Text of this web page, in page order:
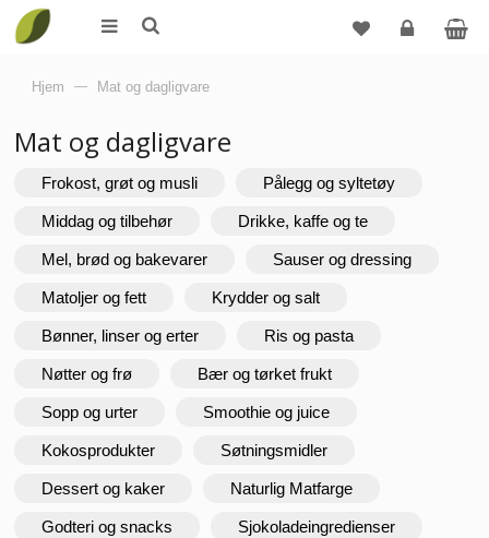
Hjem — Mat og dagligvare
Mat og dagligvare
Frokost, grøt og musli Pålegg og syltetøy
Middag og tilbehør Drikke, kaffe og te
Mel, brød og bakevarer Sauser og dressing
Matoljer og fett Krydder og salt
Bønner, linser og erter Ris og pasta
Nøtter og frø Bær og tørket frukt
Sopp og urter Smoothie og juice
Kokosprodukter Søtningsmidler
Dessert og kaker Naturlig Matfarge
Godteri og snacks Sjokoladeingredienser